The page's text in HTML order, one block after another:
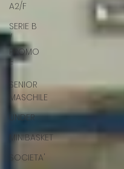
A2/F
SERIE B
/
PROMO
F
SENIOR
MASCHILE
UNDER
MINIBASKET
SOCIETA'